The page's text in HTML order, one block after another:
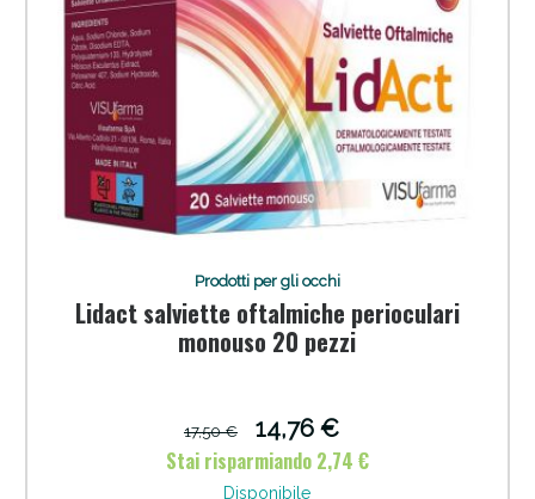
Prodotti per gli occhi
Lidact salviette oftalmiche perioculari
monouso 20 pezzi
17,50 €
14,76 €
Stai risparmiando 2,74 €
Disponibile